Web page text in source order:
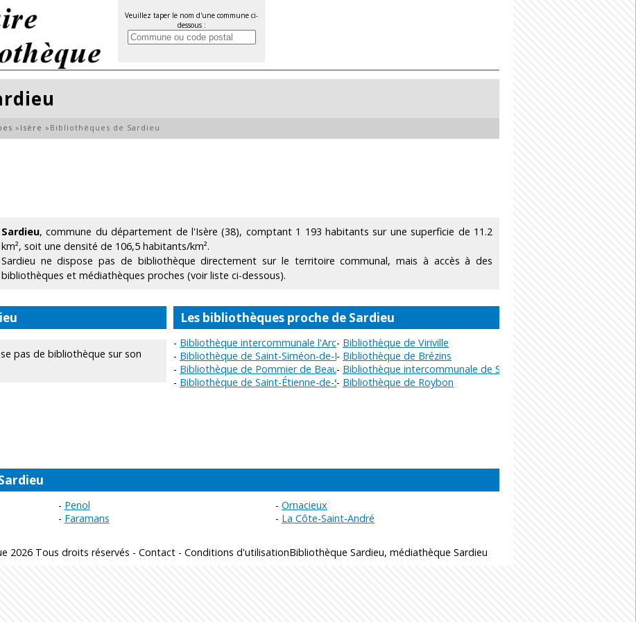
Veuillez taper le nom d'une commune ci-
dessous :
» Isère » Bibliothèques de Sardieu
Sardieu, commune du département de l'Isère (38), comptant 1 193 habitants sur une superficie de 11.2
km², soit une densité de 106,5 habitants/km².
Sardieu ne dispose pas de bibliothèque directement sur le territoire communal, mais à accès à des
bibliothèques et médiathèques proches (voir liste ci-dessous).
pas de bibliothèque sur son
Les bibliothèques proche de Sardieu
Bibliothèque intercommunale l'ArcoladeBibliothèque de Viriville
Bibliothèque de Saint-Siméon-de-BressieuxBibliothèque de Brézins
Bibliothèque de Pommier de BeaurepaireBibliothèque intercommunale de Saint-Hilaire-de-la-Côte
Bibliothèque de Saint-Étienne-de-Saint-GeoirsBibliothèque de Roybon
Penol
Ornacieux
Faramans La Côte-Saint-André
2026 Tous droits réservés - Contact- Conditions d'utilisationBibliothèque Sardieu, médiathèque Sardieu